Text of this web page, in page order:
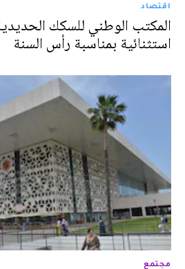
اقتصاد
المكتب الوطني للسكك
استثنائية بمناسبة رأس السنة
مجتمع